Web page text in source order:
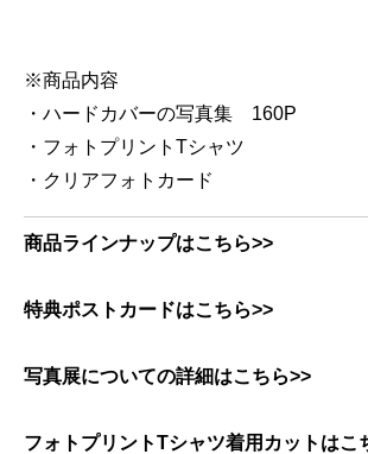
※商品内容
・ハードカバーの写真集 160P
・フォトプリントTシャツ
・クリアフォトカード
商品ラインナップはこちら>>
特典ポストカードはこちら>>
写真展についての詳細はこちら>>
フォトプリントTシャツ着用カットはこ